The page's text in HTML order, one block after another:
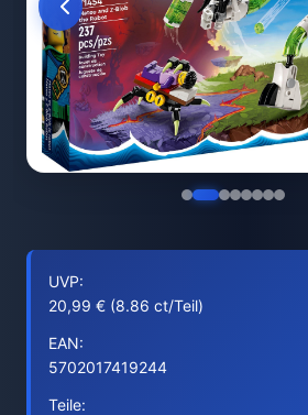
UVP:
20,99 € (8.86 ct/Teil)
EAN:
5702017419244
Teile: